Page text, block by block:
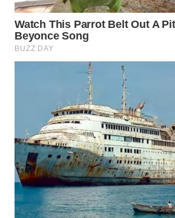
TANI
WAHANA
ADVOKAT
INFRASTRUKTUR
WAHANA
KONSUMEN
WAHANA
LISTRIK